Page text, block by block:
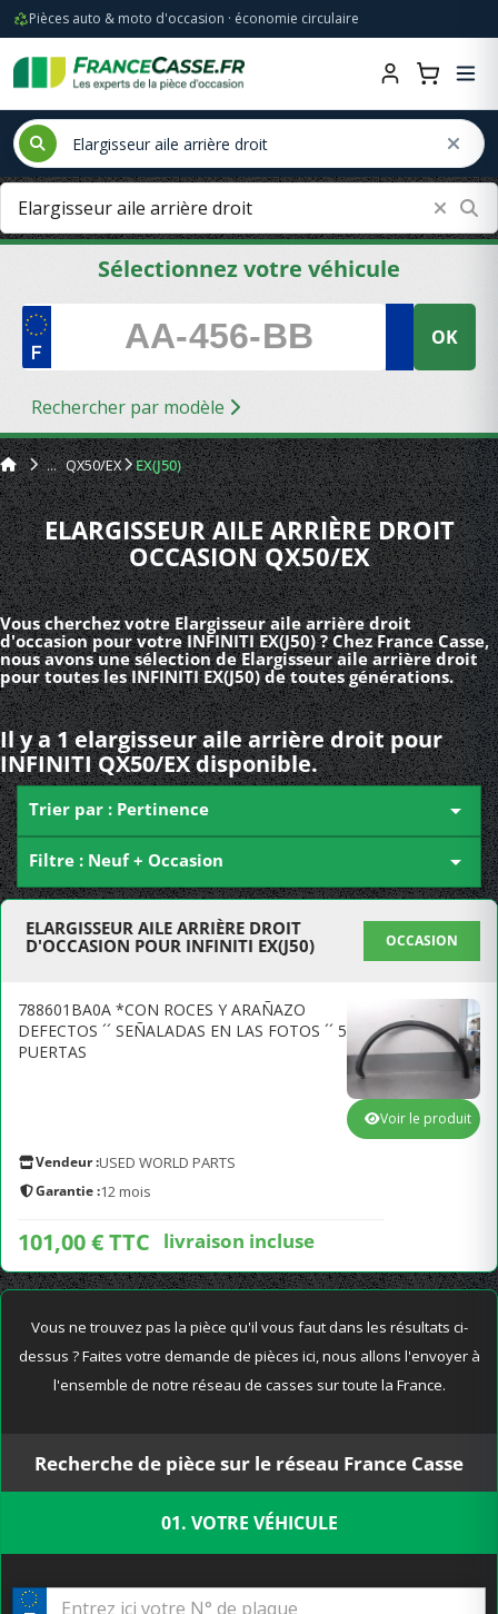
Pièces auto & moto d'occasion · économie circulaire
Sélectionnez votre véhicule
OK
Rechercher par modèle
QX50/EX EX(J50)
ELARGISSEUR AILE ARRIÈRE DROIT
OCCASION QX50/EX
Vous cherchez votre Elargisseur aile arrière droit
d'occasion pour votre INFINITI EX(J50) ? Chez France Casse,
nous avons une sélection de Elargisseur aile arrière droit
pour toutes les INFINITI EX(J50) de toutes générations.
Il y a 1 elargisseur aile arrière droit pour
INFINITI QX50/EX disponible.
Trier par : Pertinence 
Filtre : Neuf + Occasion 
ELARGISSEUR AILE ARRIÈRE DROIT
D'OCCASION POUR INFINITI EX(J50)
OCCASION
788601BA0A *CON ROCES Y ARAÑAZO
DEFECTOS ´´ SEÑALADAS EN LAS FOTOS ´´ 5
PUERTAS
Vendeur :USED WORLD PARTS
Garantie :12 mois
101,00 € TTC livraison incluse
Voir le produit
Vous ne trouvez pas la pièce qu'il vous faut dans les résultats ci-
dessus ? Faites votre demande de pièces ici, nous allons l'envoyer à
l'ensemble de notre réseau de casses sur toute la France.
Recherche de pièce sur le réseau France Casse
01. VOTRE VÉHICULE